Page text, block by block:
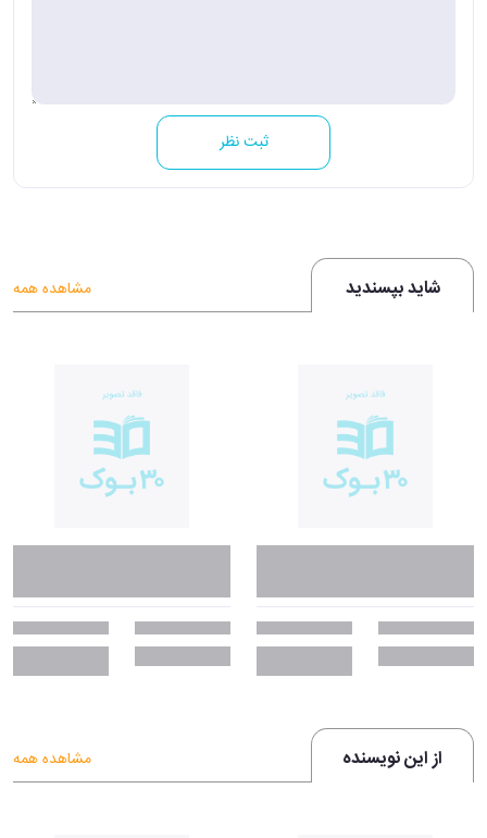
ثبت نظر
شاید بپسندید مشاهده همه
از این نویسنده مشاهده همه